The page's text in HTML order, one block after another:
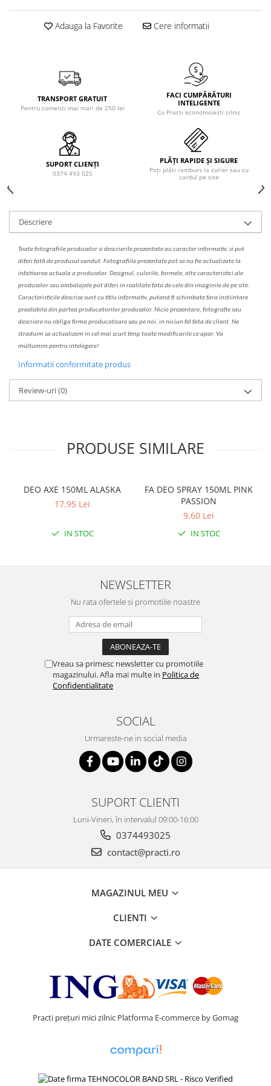
Solutie de indepartat rugina si
Vata demachiantaAdauga la Favorite Cere informatii
TRANSPORT GRATUIT
Pentru comenzi mai mari de 250 lei
FACI CUMPĂRĂTURI
INTELIGENTE
Cu Practi economisești zilnic
SUPORT CLIENȚI
0374 493 025
PLĂȚI RAPIDE ȘI SIGURE
Poți plăti ramburs la curier sau cu
cardul pe site
Descriere
Toate fotografiile produselorsidescrierileprezentate au caracter informativ, si pot
diferi fată de produsul vandut. Fotografiile prezentate pot sa nu fie actualizate la
infatisarea actuala a produselor. Designul, culorile, formele, alte caracteristici ale
produselor sau ambalajele pot diferi in realitate fata de cele din imaginile de pe site.
Caracteristicile descrise sunt cu titlu informativ, putand fi schimbate fara instiintare
prealabila din partea producatorilor produselor. Nicio prezentare, fotografie sau
descriere nu obliga firma producatoare sau pe noi, in niciun fel fata de client. Ne
straduim sa actualizam in cel mai scurt timp toate modificarile ce apar. Va
multumim pentru intelegere!
Informatii conformitate produs
Review-uri(0)
PRODUSE SIMILARE
DEO AXE 150ML ALASKA
17,95 Lei
IN STOC
FA DEO SPRAY 150ML PINK
PASSION
9,60 Lei
IN STOC
NEWSLETTER
Nu rata ofertele si promotiile noastre
Vreau sa primesc newsletter cu promotiile
magazinului. Afla mai multe in Politica de
Confidentialitate
SOCIAL
Urmareste-ne in social media
SUPORT CLIENTI
Luni-Vineri, în intervalul 09:00-16:00
0374493025
contact@practi.ro
MAGAZINUL MEU
CLIENTI
DATE COMERCIALE
Practi prețuri mici zilnic Platforma E-commerce by Gomag